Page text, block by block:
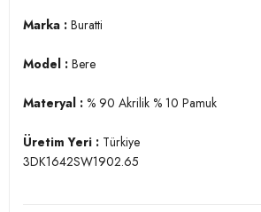
Marka : Buratti
Model : Bere
Materyal : % 90 Akrilik % 10 Pamuk
Üretim Yeri : Türkiye
3DK1642SW1902.65